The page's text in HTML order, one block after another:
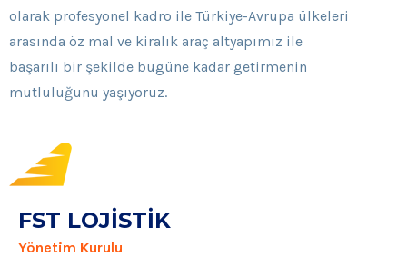
olarak profesyonel kadro ile Türkiye-Avrupa ülkeleri
arasında öz mal ve kiralık araç altyapımız ile
başarılı bir şekilde bugüne kadar getirmenin
mutluluğunu yaşıyoruz.
FST LOJISTIK
Yönetim Kurulu